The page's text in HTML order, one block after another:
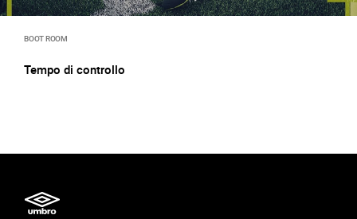
BOOT ROOM
Tempo di controllo